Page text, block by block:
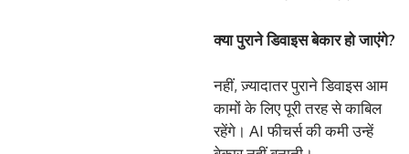
क्या पुराने डिवाइस बेकार हो जाएंगे?
नहीं, ज़्यादातर पुराने डिवाइस आम
कामों के लिए पूरी तरह से काबिल
रहेंगे। AI फीचर्स की कमी उन्हें